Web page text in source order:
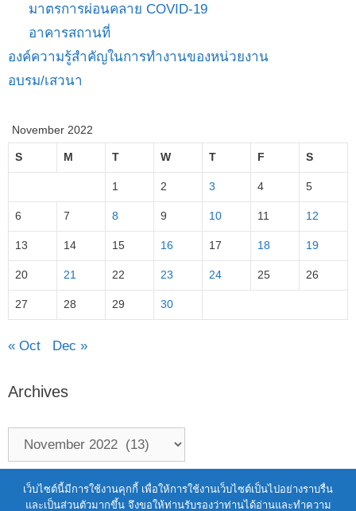
มาตรการผ่อนคลาย COVID-19
อาคารสถานที่
องค์ความรู้สำคัญในการทำงานของหน่วยงาน
อบรม/เสวนา
November 2022
S M T W T F S
1 2 3 4 5
6 7 8 9 10 11 12
13 14 15 16 17 18 19
20 21 22 23 24 25 26
27 28 29 30
« Oct Dec »
Archives
Terms of Service|Personal Data Protection Policy
2021 สำนักงานพัฒนาวิทยาศาสตร์และ
เว็บไซต์นี้มีการใช้งานคุกกี้ เพื่อให้การใช้งานเว็บไซต์เป็นไปอย่างราบรื่น
และเป็นส่วนตัวมากขึ้น จึงขอให้ท่านรับรองว่าท่านได้อ่านและทำความ